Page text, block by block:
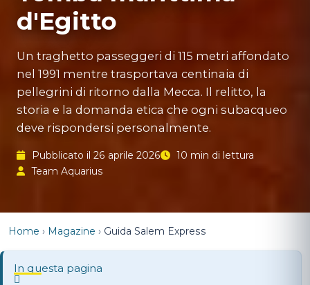
d'Egitto
Un traghetto passeggeri di 115 metri affondato
nel 1991 mentre trasportava centinaia di
pellegrini di ritorno dalla Mecca. Il relitto, la
storia e la domanda etica che ogni subacqueo
deve rispondersi personalmente.
Pubblicato il 26 aprile 2026
10 min di lettura
Team Aquarius
Home › Magazine › Guida Salem Express
In questa pagina